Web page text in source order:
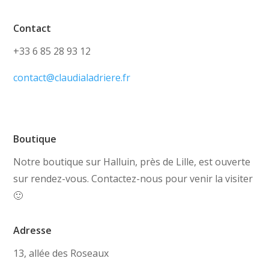
Contact
+33 6 85 28 93 12
contact@claudialadriere.fr
Boutique
Notre boutique sur Halluin, près de Lille, est ouverte
sur rendez-vous. Contactez-nous pour venir la visiter
🙂
Adresse
13, allée des Roseaux